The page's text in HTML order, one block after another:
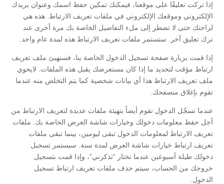
إذا تركت تعليقًا على موقعنا، فيمكنك تمكين حفظ اسمك وعنوان بريدك
الإلكتروني وموقعك الإلكتروني في ملفات تعريف الارتباط. هذه هي
لراحتك حتى لا تضطر إلى ملء التفاصيل الخاصة بك مرة أخرى عند
ترك تعليق آخر. ستستمر ملفات تعريف الارتباط هذه لمدة عام واحد.
إذا قمت بزيارة صفحة تسجيل الدخول الخاصة بنا، فسنهيئ ملف تعريف
ارتباط مؤقت لتحديد ما إذا كان مستعرضك يقبل هذه الملفات. لايحوي
ملف تعريف الارتباط هذا أي بيانات شخصية كما يتم التخلص منه عندما
تقوم بإغلاق متصفحك.
عندما تسجّل الدخول نقوم أيضاً بتهيئة ملفات عديدة لتعريف الارتباط من
أجل حفظ معلومات دخولك وخيارات شاشة العرض الخاصة بك. ملفات
تعريف الارتباط لمعلومات الدخول تبقى ليومين، بينما تبقى ملفات
تعريف ارتباط خيارات شاشة العرض لمدة سنة. سيستمر تسجيل
دخولك طيلة أسبوعين عندما تختار “تذكرني”، وإذا قمت بتسجيل
خروجك من الحساب، سيتم حذف ملفات تعريف ارتباط تسجيل
الدخول.